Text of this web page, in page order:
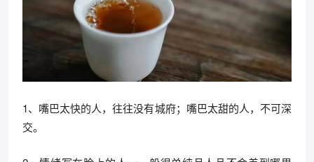
1、嘴巴太快的人，往往没有城府；嘴巴太甜的人，不可深
交。